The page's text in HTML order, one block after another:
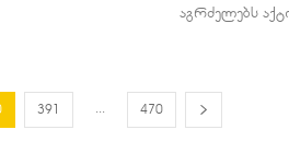
აგრძელებს
391 ... 470